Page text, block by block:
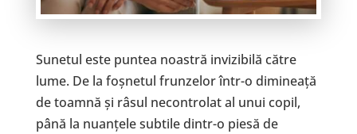
Sunetul este puntea noastră invizibilă către
lume. De la foșnetul frunzelor într-o dimineață
de toamnă și râsul necontrolat al unui copil,
până la nuanțele subtile dintr-o piesă de